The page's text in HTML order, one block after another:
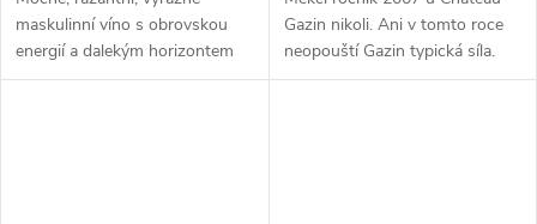
maskulinní víno s obrovskou
energií a dalekým horizontem
dalšího vyzrávání...
Gazin nikoli. Ani v tomto roce
neopouští Gazin typická síla.
Vůně praže...